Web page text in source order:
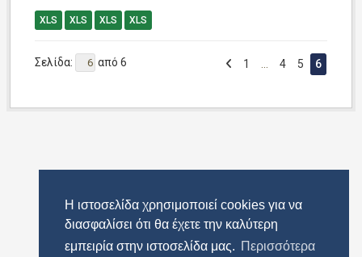
Η ιστοσελίδα χρησιμοποιεί cookies για να
διασφαλίσει ότι θα έχετε την καλύτερη
εμπειρία στην ιστοσελίδα μας. Περισσότερα
XLS XLS XLS XLS
Σελίδα: από 6 1 4 5 6